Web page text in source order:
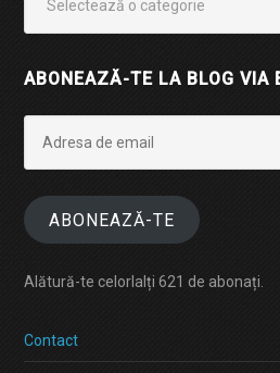
ABONEAZĂ-TE LA BLOG VIA
email
ABONEAZĂ-TE
Alătură-te celorlalți 621 de abonați.
Contact